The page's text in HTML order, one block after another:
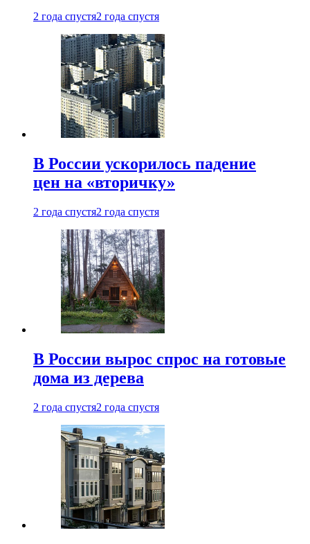
2 года спустя2 года спустя
В России ускорилось падение
цен на «вторичку»
2 года спустя2 года спустя
В России вырос спрос на готовые
дома из дерева
2 года спустя2 года спустя